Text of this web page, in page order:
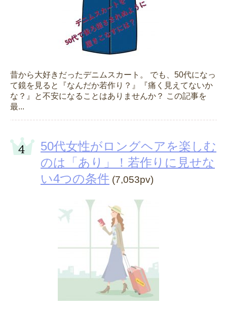
昔から大好きだったデニムスカート。 でも、50代になっ
て鏡を見ると『なんだか若作り？』『痛く見えてないか
な？』と不安になることはありませんか？ この記事を
最...
50代女性がロングヘアを楽しむ
のは「あり」！若作りに見せな
い4つの条件 (7,053pv)